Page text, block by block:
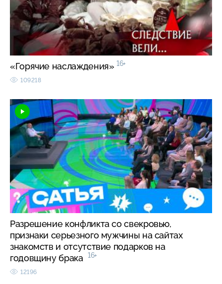
«Горячие наслаждения» 16+
109218
Разрешение конфликта со свекровью,
признаки серьезного мужчины на сайтах
знакомств и отсутствие подарков на
годовщину брака
16+
12196